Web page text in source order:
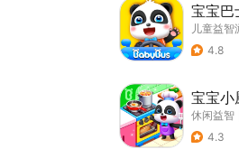
宝宝巴
儿童益智
4.8
宝宝小
休闲益智
4.3